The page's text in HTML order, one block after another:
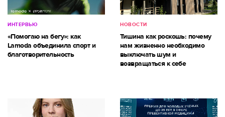
ИНТЕРВЬЮ
«Помогаю на бегу»: как
Lamoda объединила спорт и
благотворительность
НОВОСТИ
Тишина как роскошь: почему
нам жизненно необходимо
выключать шум и
возвращаться к себе